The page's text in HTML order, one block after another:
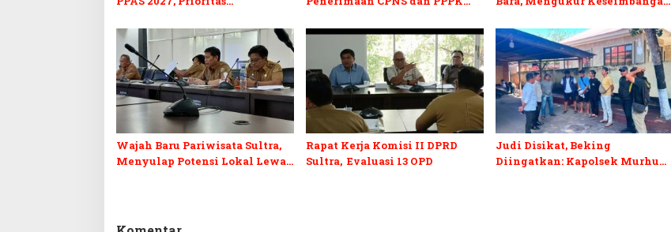
Pelunasan Utang Infrastruktur
Formasi Disabilitas
Kepastian Investasi
Wajah Baru Pariwisata Sultra,
Menyulap Potensi Lokal Lewat
Rapat Kerja Komisi II DPRD
Sultra, Evaluasi 13 OPD
Judi Disikat, Beking
Diingatkan: Kapolsek Murhum